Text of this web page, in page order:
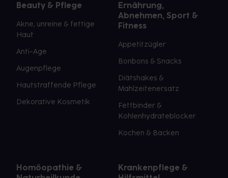
Beauty & Pflege
Akne, unreine & fettige
Haut
Anti-Age
Augenpflege
Hautstraffende Pflege
Dekorative Kosmetik
Ernährung,
Abnehmen, Sport &
Fitness
Appetitzügler
Bonbons & Snacks
Diätshakes &
Mahlzeitenersatz
Fettbinder &
Kohlenhydrateblocker
Kochen & Backen
Homöopathie &
Krankenpflege &